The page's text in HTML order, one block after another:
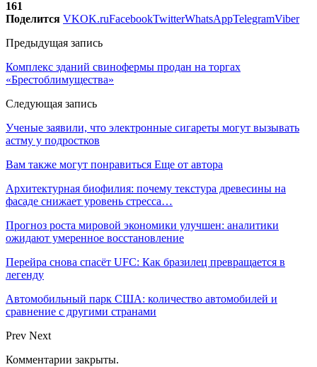
161
Поделится VKOK.ruFacebookTwitterWhatsAppTelegramViber
Предыдущая запись
Комплекс зданий свинофермы продан на торгах
«Брестоблимущества»
Следующая запись
Ученые заявили, что электронные сигареты могут вызывать
астму у подростков
Вам также могут понравиться Еще от автора
Архитектурная биофилия: почему текстура древесины на
фасаде снижает уровень стресса…
Прогноз роста мировой экономики улучшен: аналитики
ожидают умеренное восстановление
Перейра снова спасёт UFC: Как бразилец превращается в
легенду
Автомобильный парк США: количество автомобилей и
сравнение с другими странами
Prev Next
Комментарии закрыты.